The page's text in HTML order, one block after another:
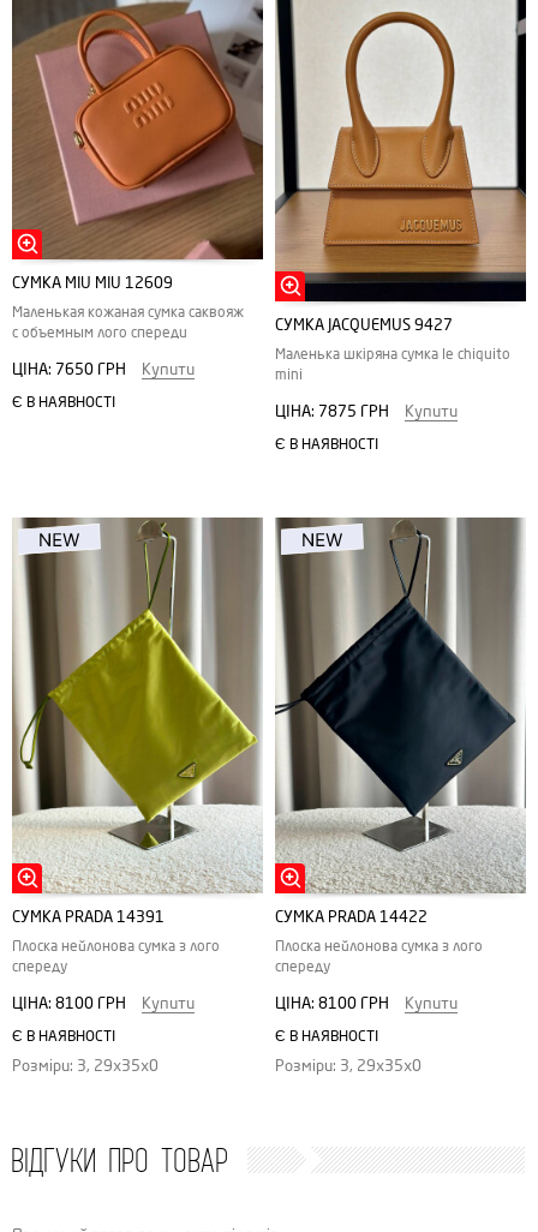
СУМКА MIU MIU 12609
Маленькая кожаная сумка саквояж
с объемным лого спереди
ЦІНА: 7650 ГРН Купити
Є В НАЯВНОСТІ
СУМКА JACQUEMUS 9427
Маленька шкіряна сумка le chiquito
mini
ЦІНА: 7875 ГРН Купити
Є В НАЯВНОСТІ
СУМКА PRADA 14391
Плоска нейлонова сумка з лого
спереду
ЦІНА: 8100 ГРН Купити
Є В НАЯВНОСТІ
Розміри: 3, 29х35х0
СУМКА PRADA 14422
Плоска нейлонова сумка з лого
спереду
ЦІНА: 8100 ГРН Купити
Є В НАЯВНОСТІ
Розміри: 3, 29х35х0
ВІДГУКИ ПРО ТОВАР